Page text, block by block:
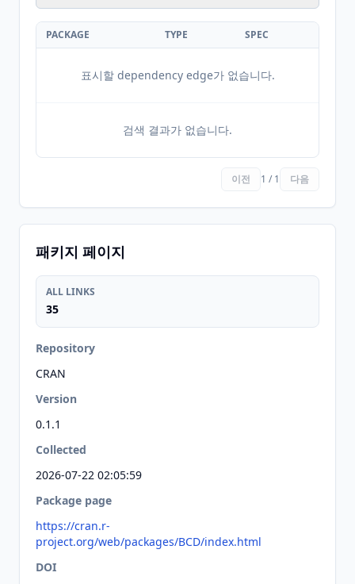
PACKAGE TYPE SPEC
표시할 dependency edge가 없습니다.
검색 결과가 없습니다.
이전 1 / 1 다음
패키지 페이지
ALL LINKS
35
Repository
CRAN
Version
0.1.1
Collected
2026-07-22 02:05:59
Package page
https://cran.r-
project.org/web/packages/BCD/index.html
DOI